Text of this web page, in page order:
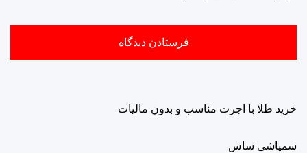
خرید طلا با اجرت مناسب و بدون مالیات
سمپاشی ساس